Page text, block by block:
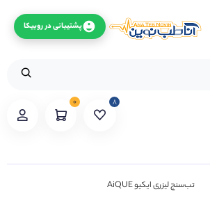
۰ ۸
تب‌سنج لیزری ایکیو AiQUE
پشتیبانی در روبیکا